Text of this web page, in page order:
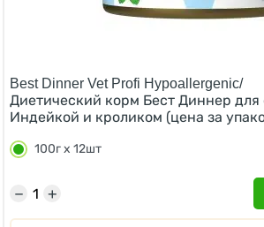
Best Dinner Vet Profi Hypoallergenic/
Диетический корм Бест Диннер для
Индейкой и кроликом (цена за
100г х 12шт
+
−